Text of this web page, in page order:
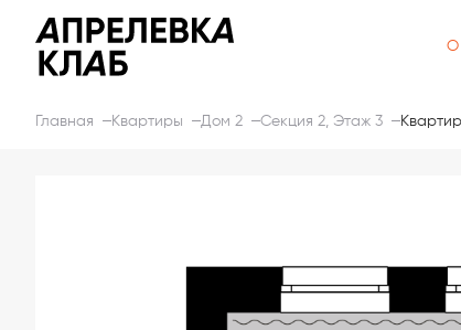
О
Главная Квартиры Дом 2 Секция 2, Этаж 3